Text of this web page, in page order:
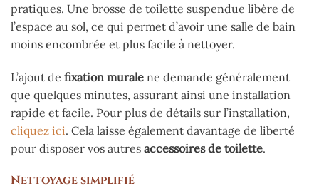
pratiques. Une brosse de toilette suspendue libère de
l’espace au sol, ce qui permet d’avoir une salle de bain
moins encombrée et plus facile à nettoyer.
L’ajout de fixation murale ne demande généralement
que quelques minutes, assurant ainsi une installation
rapide et facile. Pour plus de détails sur l’installation,
cliquez ici. Cela laisse également davantage de liberté
pour disposer vos autres accessoires de toilette.
Nettoyage simplifié